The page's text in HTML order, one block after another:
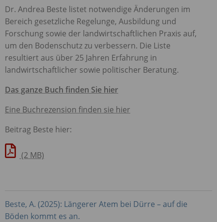
Dr. Andrea Beste listet notwendige Änderungen im
Bereich gesetzliche Regelunge, Ausbildung und
Forschung sowie der landwirtschaftlichen Praxis auf,
um den Bodenschutz zu verbessern. Die Liste
resultiert aus über 25 Jahren Erfahrung in
landwirtschaftlicher sowie politischer Beratung.
Das ganze Buch finden Sie hier
Eine Buchrezension finden sie hier
Beitrag Beste hier:
(2 MB)
Beste, A. (2025): Längerer Atem bei Dürre – auf die
Böden kommt es an.